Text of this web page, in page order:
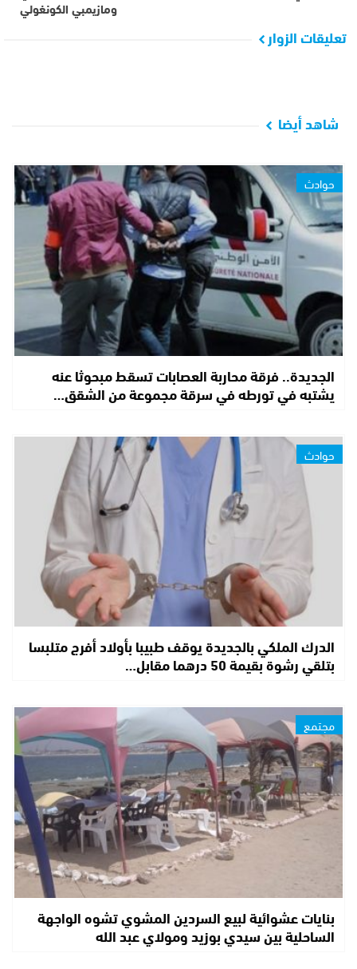
ومازيمبي الكونغولي
تعليقات الزوار
شاهد أيضا
حوادث
الجديدة.. فرقة محاربة العصابات تسقط مبحوثا عنه
يشتبه في تورطه في سرقة مجموعة من الشقق…
حوادث
الدرك الملكي بالجديدة يوقف طبيبا بأولاد أفرج متلبسا
بتلقي رشوة بقيمة 50 درهما مقابل…
مجتمع
بنايات عشوائية لبيع السردين المشوي تشوه الواجهة
الساحلية بين سيدي بوزيد ومولاي عبد الله